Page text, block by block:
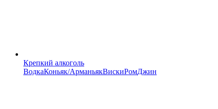
Крепкий алкоголь
ВодкаКоньяк/АрманьякВискиРомДжин